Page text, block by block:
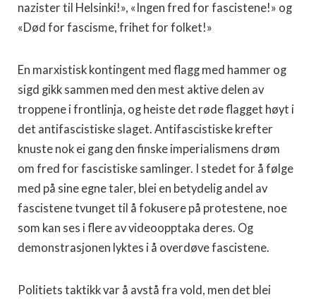
nazister til Helsinki!», «Ingen fred for fascistene!» og
«Død for fascisme, frihet for folket!»
En marxistisk kontingent med flagg med hammer og
sigd gikk sammen med den mest aktive delen av
troppene i frontlinja, og heiste det røde flagget høyt i
det antifascistiske slaget. Antifascistiske krefter
knuste nok ei gang den finske imperialismens drøm
om fred for fascistiske samlinger. I stedet for å følge
med på sine egne taler, blei en betydelig andel av
fascistene tvunget til å fokusere på protestene, noe
som kan ses i flere av videoopptaka deres. Og
demonstrasjonen lyktes i å overdøve fascistene.
Politiets taktikk var å avstå fra vold, men det blei